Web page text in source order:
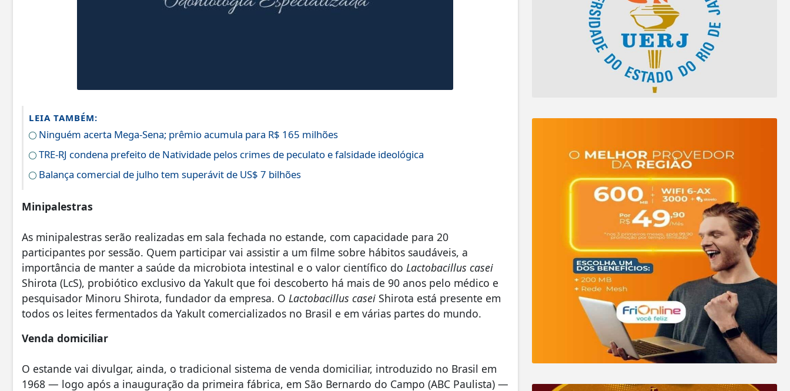
LEIA TAMBÉM:
Ninguém acerta Mega-Sena; prêmio acumula para R$ 165 milhões
TRE-RJ condena prefeito de Natividade pelos crimes de peculato e falsidade ideológica
Balança comercial de julho tem superávit de US$ 7 bilhões
Minipalestras
As minipalestras serão realizadas em sala fechada no estande, com capacidade para 20
participantes por sessão. Quem participar vai assistir a um filme sobre hábitos saudáveis, a
importância de manter a saúde da microbiota intestinal e o valor científico do Lactobacillus casei
Shirota (LcS), probiótico exclusivo da Yakult que foi descoberto há mais de 90 anos pelo médico e
pesquisador Minoru Shirota, fundador da empresa. O Lactobacillus casei Shirota está presente em
todos os leites fermentados da Yakult comercializados no Brasil e em várias partes do mundo.
Venda domiciliar
O estande vai divulgar, ainda, o tradicional sistema de venda domiciliar, introduzido no Brasil em
1968 — logo após a inauguração da primeira fábrica, em São Bernardo do Campo (ABC Paulista) —